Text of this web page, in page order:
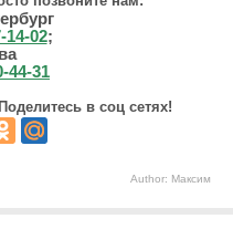
14-02;
44-31
в соц сетях!
Author: Максим